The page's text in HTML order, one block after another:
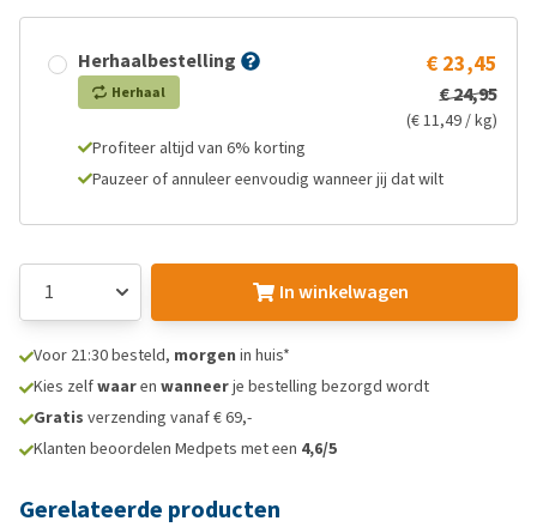
Herhaalbestelling
Herhaal
€ 23,45
€ 24,95
(€ 11,49 / kg)
Profiteer altijd van 6% korting
Pauzeer of annuleer eenvoudig wanneer jij dat wilt
In winkelwagen
Voor 21:30 besteld, morgen in huis*
Kies zelfwaaren wanneerje bestelling bezorgd wordt
Gratis verzending vanaf € 69,-
Klanten beoordelen Medpets met een 4,6/5
Gerelateerde producten